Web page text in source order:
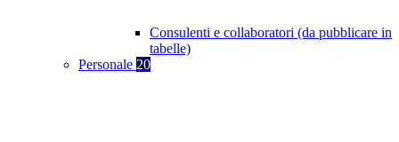
Consulenti e collaboratori (da pubblicare in
tabelle)
Personale 20